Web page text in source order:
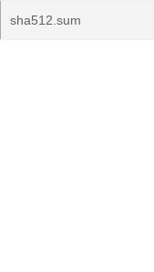
sha512.sum